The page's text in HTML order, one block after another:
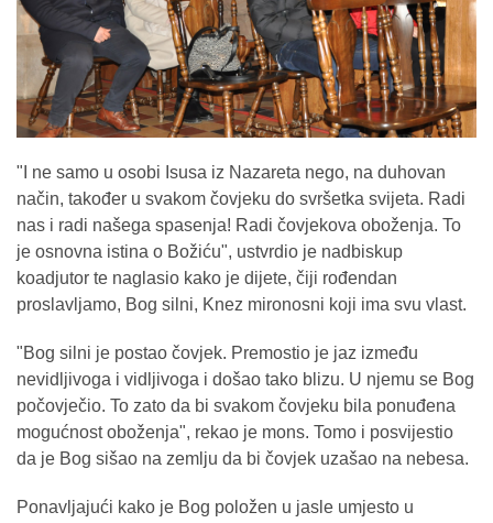
"I ne samo u osobi Isusa iz Nazareta nego, na duhovan
način, također u svakom čovjeku do svršetka svijeta. Radi
nas i radi našega spasenja! Radi čovjekova oboženja. To
je osnovna istina o Božiću", ustvrdio je nadbiskup
koadjutor te naglasio kako je dijete, čiji rođendan
proslavljamo, Bog silni, Knez mironosni koji ima svu vlast.
"Bog silni je postao čovjek. Premostio je jaz između
nevidljivoga i vidljivoga i došao tako blizu. U njemu se Bog
počovječio. To zato da bi svakom čovjeku bila ponuđena
mogućnost oboženja", rekao je mons. Tomo i posvijestio
da je Bog sišao na zemlju da bi čovjek uzašao na nebesa.
Ponavljajući kako je Bog položen u jasle umjesto u